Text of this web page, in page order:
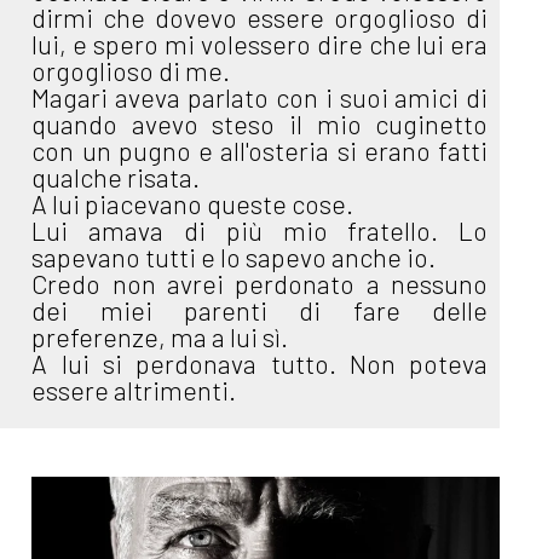
dirmi che dovevo essere orgoglioso di
lui, e spero mi volessero dire che lui era
orgoglioso di me.
Magari aveva parlato con i suoi amici di
quando avevo steso il mio cuginetto
con un pugno e all'osteria si erano fatti
qualche risata.
A lui piacevano queste cose.
Lui amava di più mio fratello. Lo
sapevano tutti e lo sapevo anche io.
Credo non avrei perdonato a nessuno
dei miei parenti di fare delle
preferenze, ma a lui sì.
A lui si perdonava tutto. Non poteva
essere altrimenti.